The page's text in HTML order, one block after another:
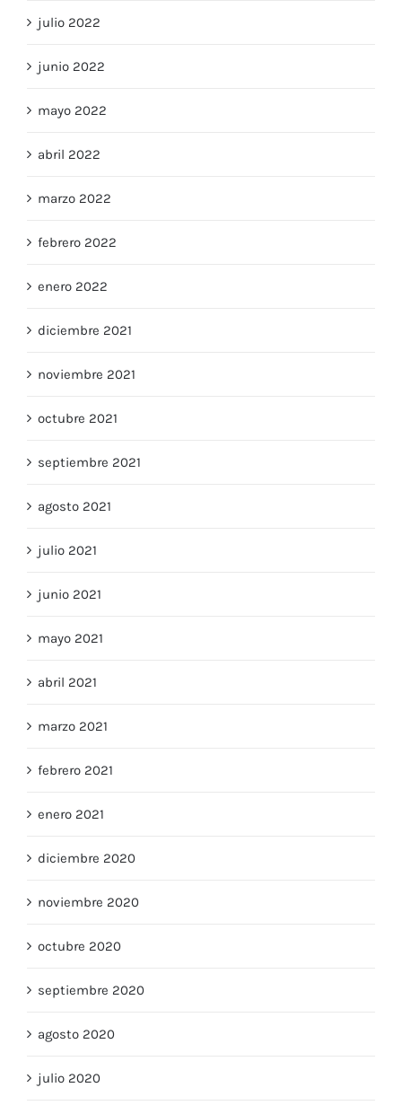
julio 2022
junio 2022
mayo 2022
abril 2022
marzo 2022
febrero 2022
enero 2022
diciembre 2021
noviembre 2021
octubre 2021
septiembre 2021
agosto 2021
julio 2021
junio 2021
mayo 2021
abril 2021
marzo 2021
febrero 2021
enero 2021
diciembre 2020
noviembre 2020
octubre 2020
septiembre 2020
agosto 2020
julio 2020